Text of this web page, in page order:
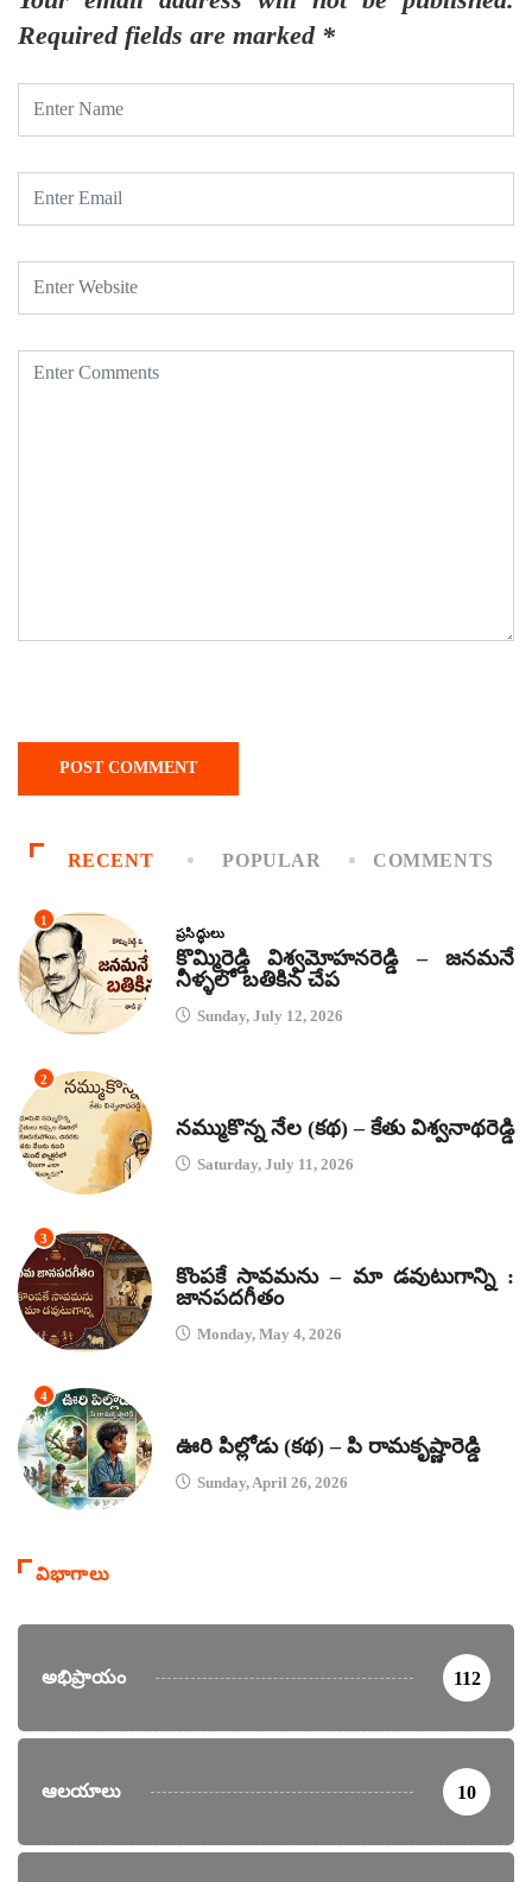
Required fields are marked *
RECENT POPULAR COMMENTS
1
ప్రసిద్ధులు
కొమ్మిరెడ్డి విశ్వమోహనరెడ్డి – జనమనే
నీళ్ళలో బతికిన చేప
Sunday, July 12, 2026
2
నమ్ముకొన్న నేల (కథ) – కేతు విశ్వనాథరెడ్డి
Saturday, July 11, 2026
3
కొంపకే సావమను – మా డవుటుగాన్ని :
జానపదగీతం
Monday, May 4, 2026
4
ఊరి పిల్లోడు (కథ) – పి రామకృష్ణారెడ్డి
Sunday, April 26, 2026
విభాగాలు
అభిప్రాయం 112
ఆలయాలు 10